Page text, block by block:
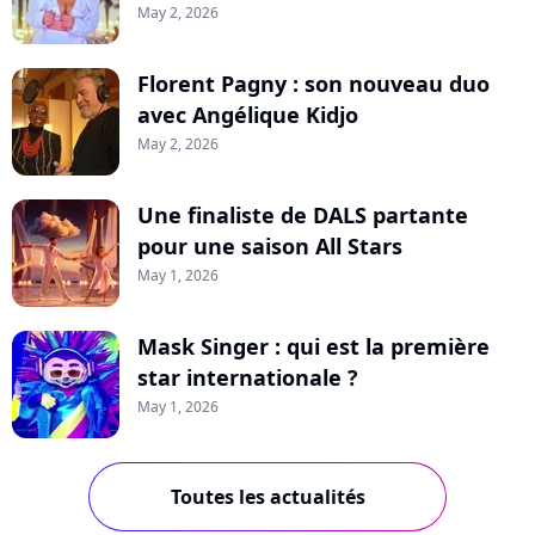
May 2, 2026
Florent Pagny : son nouveau duo
avec Angélique Kidjo
May 2, 2026
Une finaliste de DALS partante
pour une saison All Stars
May 1, 2026
Mask Singer : qui est la première
star internationale ?
May 1, 2026
Toutes les actualités